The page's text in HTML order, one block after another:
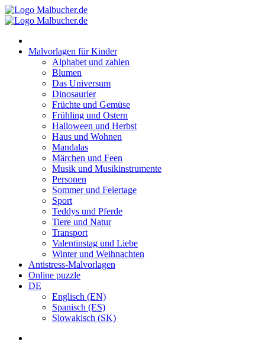
Zum
Inhalt
Malvorlagen für Kinder
Alphabet und zahlen
Blumen
Das Universum
Dinosaurier
Früchte und Gemüse
Frühling und Ostern
Halloween und Herbst
Haus und Wohnen
Mandalas
Märchen und Feen
Musik und Musikinstrumente
Personen
Sommer und Feiertage
Sport
Teddys und Pferde
Tiere und Natur
Transport
Valentinstag und Liebe
Winter und Weihnachten
Antistress-Malvorlagen
Online puzzle
DE
Englisch (EN)
Spanisch (ES)
Slowakisch (SK)